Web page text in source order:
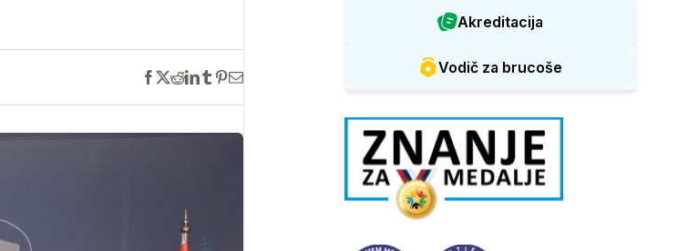
Akreditacija
Vodič za brucoše